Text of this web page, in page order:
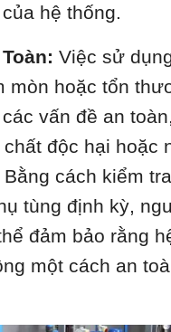
hệ thống.
Việc sử
mòn hoặc tổn
vấn đề an
độc hại hoặc
cách kiểm
tùng định kỳ,
đảm bảo rằng
một cách an